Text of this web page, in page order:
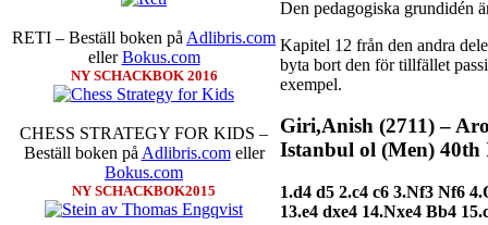
RETI – Beställ boken på Adlibris.com
ellerBokus.com
NY SCHACKBOK 2016
CHESS STRATEGY FOR KIDS –
Beställ boken på Adlibris.comeller
Bokus.com
NY SCHACKBOK2015
Lottningen i första ronden:
Smith, IM Linus
Erik Blomqvist-IM
sådant jämnt SM och
kämpar om
FM Harald Lögdahl-IM
Lindberg-Anders
Den pedagogiska grundidén
Kapitel 12 från den andra
byta bort den för tillfället
exempel.
Giri,Anish (2711) –
Istanbul ol (Men) 40th
1.d4 d5 2.c4 c6 3.Nf3 Nf6
13.e4 dxe4 14.Nxe4 Bb4